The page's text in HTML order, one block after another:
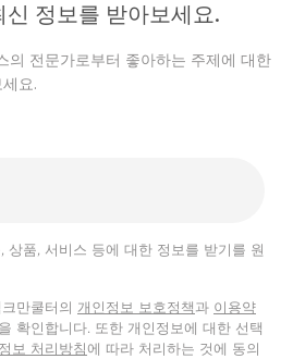
정보를 받아보세요.
의 전문가로부터 좋아하는 주제에 대한
요.
상품, 서비스 등에 대한 정보를 받기를 원
만쿨터의 개인정보 보호정책 과 이용약
확인합니다. 또한 개인정보에 대한 선택
보 처리방침에 따라 처리하는 것에 동의